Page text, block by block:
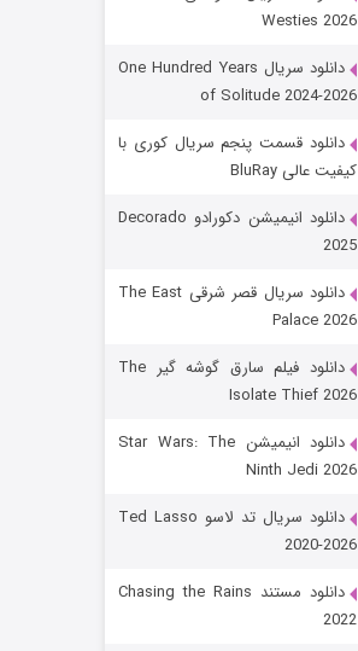
قسمت۶ (زیرنویس)
رویایی برای تو
قسمت ۱۵ (دوبله)
Westies 2026
دانلود سریال One Hundred Years
of Solitude 2024-2026
دانلود قسمت پنجم سریال کوری با
کیفیت عالی BluRay
دانلود انیمیشن دکورادو Decorado
2025
دانلود سریال قصر شرقی The East
Palace 2026
دانلود فیلم سارق گوشه گیر The
Isolate Thief 2026
دانلود انیمیشن Star Wars: The
Ninth Jedi 2026
دانلود سریال تد لاسو Ted Lasso
2020-2026
دانلود مستند Chasing the Rains
2022